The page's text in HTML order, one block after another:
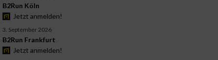
B2Run Köln
Jetzt anmelden!
3. September 2026
B2Run Frankfurt
Jetzt anmelden!